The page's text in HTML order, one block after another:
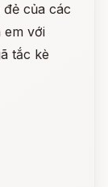
của các
em với
tắc kè